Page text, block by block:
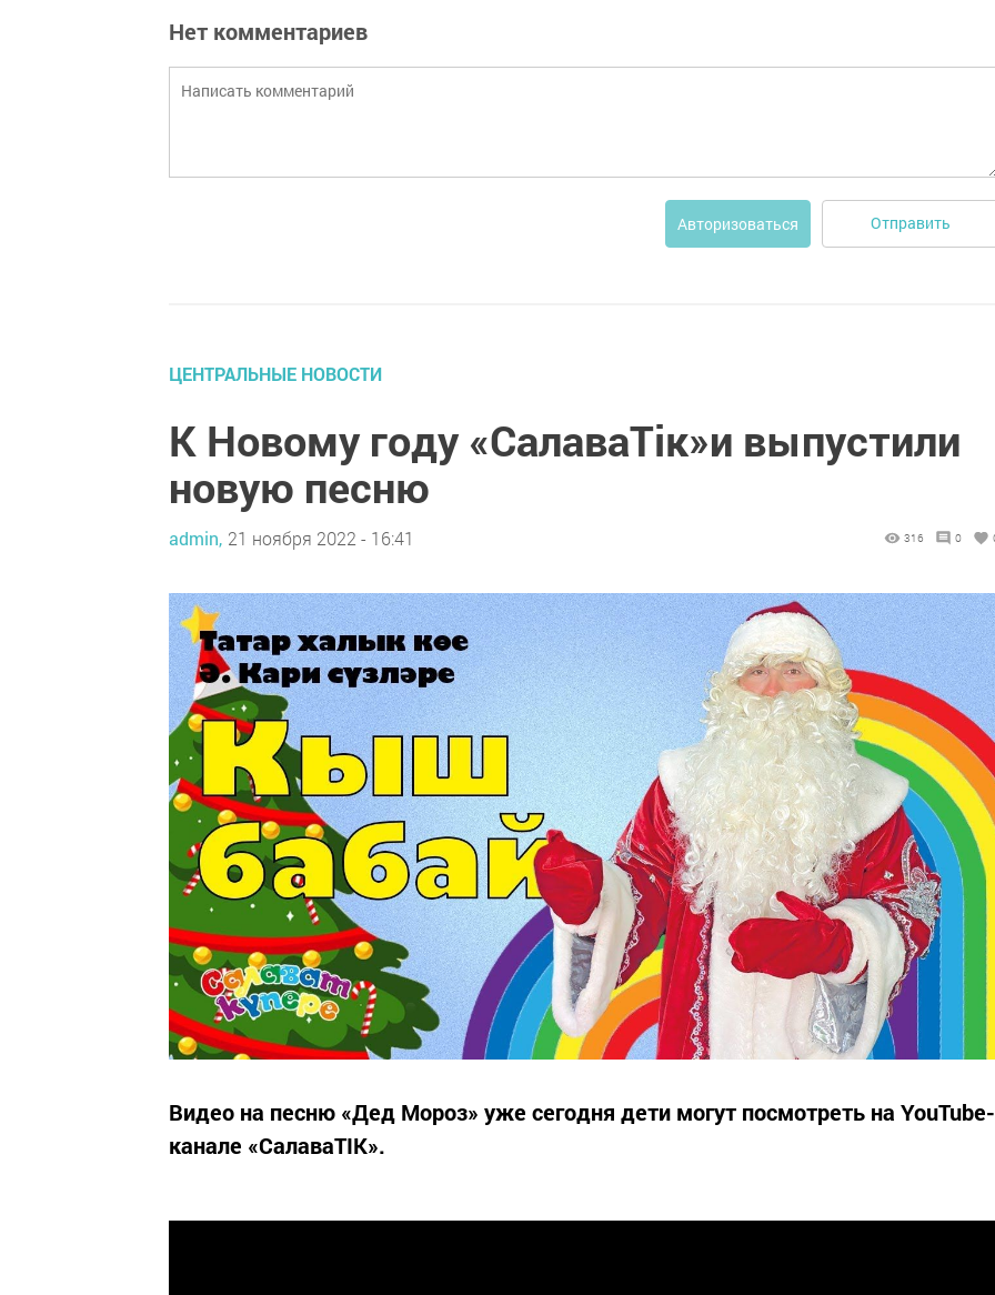
Нет комментариев
Авторизоваться Отправить
ЦЕНТРАЛЬНЫЕ НОВОСТИ
К Новому году «СалаваТік»и выпустили
новую песню
admin, 21 ноября 2022 - 16:41 316 0
Видео на песню «Дед Мороз» уже сегодня дети могут посмотреть на YouTube-
канале «СалаваTIK».